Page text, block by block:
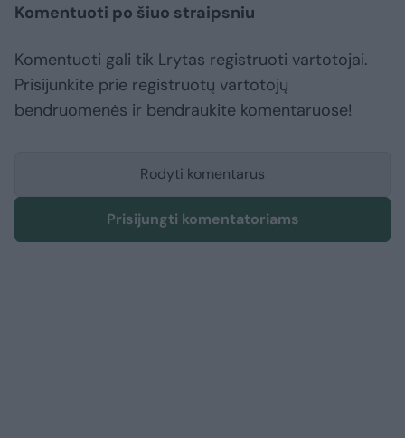
Komentuoti po šiuo straipsniu
Komentuoti gali tik Lrytas registruoti vartotojai.
Prisijunkite prie registruotų vartotojų
bendruomenės ir bendraukite komentaruose!
Rodyti komentarus
Prisijungti komentatoriams